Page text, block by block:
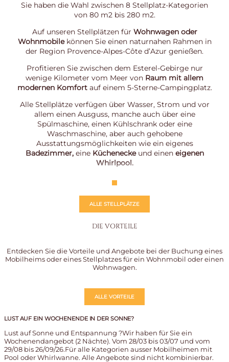
Sie haben die Wahl zwischen 8 Stellplatz-Kategorien
von 80 m2 bis 280 m2.
Auf unseren Stellplätzen für Wohnwagen oder
Wohnmobilekönnen Sie einen naturnahen Rahmen in
der Region Provence-Alpes-Côte d’Azur genießen.
Profitieren Sie zwischen dem Esterel-Gebirge nur
wenige Kilometer vom Meer von Raum mit allem
modernen Komfortauf einem 5-Sterne-Campingplatz.
Alle Stellplätze verfügen über Wasser, Strom und vor
allem einen Ausguss, manche auch über eine
Spülmaschine, einen Kühlschrank oder eine
Waschmaschine, aber auch gehobene
Ausstattungsmöglichkeiten wie ein eigenes
Badezimmer,eine Kücheneckeund einen eigenen
Whirlpool.
ALLE STELLPLÄTZE
DIE VORTEILE
Entdecken Sie die Vorteile und Angebote bei der Buchung eines
Mobilheims oder eines Stellplatzes für ein Wohnmobil oder einen
Wohnwagen.
ALLE VORTEILE
LUST AUF EIN WOCHENENDE IN DER SONNE?
Lust auf Sonne und Entspannung ?Wir haben für Sie ein
Wochenendangebot (2 Nächte). Vom 28/03 bis 03/07 und vom
29/08 bis 26/09/26.Für alle Kategorien ausser Mobilheimen mit
Pool oder Whirlwanne. Alle Angebote sind nicht kombinierbar.